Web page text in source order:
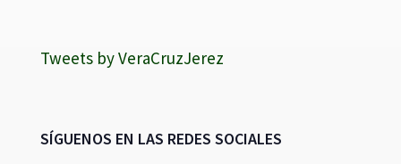
Tweets by VeraCruzJerez
SÍGUENOS EN LAS REDES SOCIALES